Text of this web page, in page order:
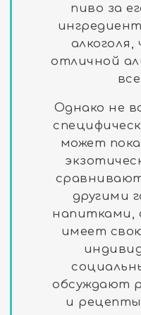
пиво за
отличной
Однако не
может
другими
напитками,
имеет
обсуждают
и